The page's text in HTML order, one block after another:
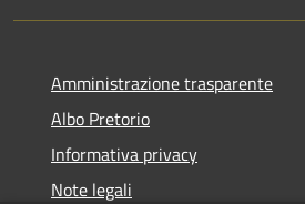
Amministrazione trasparente
Albo Pretorio
Informativa privacy
Note legali